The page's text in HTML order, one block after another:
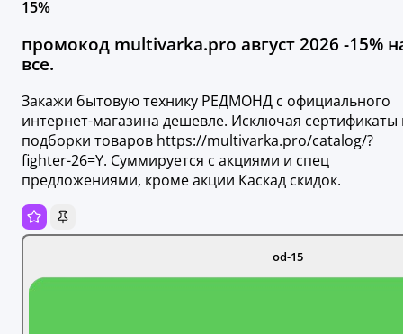
15%
промокод multivarka.pro август 2026 -15%
все.
Закажи бытовую технику РЕДМОНД с официального
интернет-магазина дешевле. Исключая сертификаты
подборки товаров https://multivarka.pro/catalog/?
fighter-26=Y. Суммируется с акциями и спец
предложениями, кроме акции Каскад скидок.
od-15